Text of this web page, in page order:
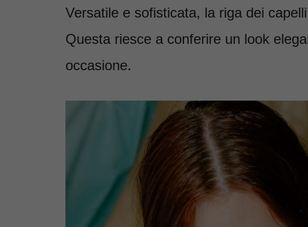
Versatile e sofisticata, la riga dei
Questa riesce a conferire un look
occasione.